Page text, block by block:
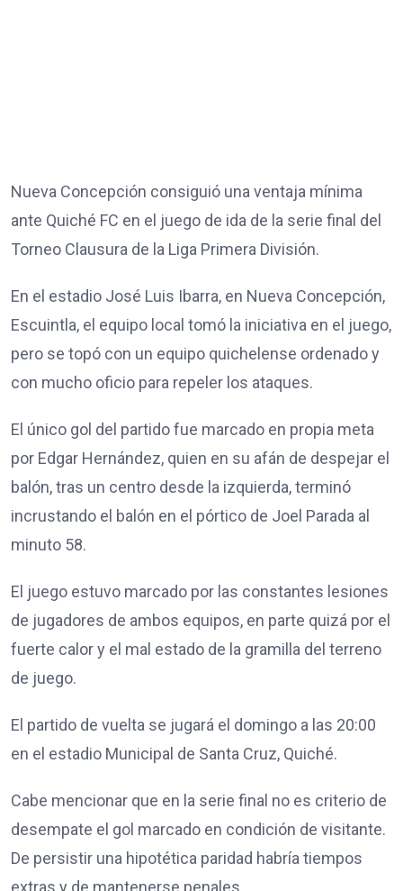
Nueva Concepción consiguió una ventaja mínima
ante Quiché FC en el juego de ida de la serie final del
Torneo Clausura de la Liga Primera División.
En el estadio José Luis Ibarra, en Nueva Concepción,
Escuintla, el equipo local tomó la iniciativa en el juego,
pero se topó con un equipo quichelense ordenado y
con mucho oficio para repeler los ataques.
El único gol del partido fue marcado en propia meta
por Edgar Hernández, quien en su afán de despejar el
balón, tras un centro desde la izquierda, terminó
incrustando el balón en el pórtico de Joel Parada al
minuto 58.
El juego estuvo marcado por las constantes lesiones
de jugadores de ambos equipos, en parte quizá por el
fuerte calor y el mal estado de la gramilla del terreno
de juego.
El partido de vuelta se jugará el domingo a las 20:00
en el estadio Municipal de Santa Cruz, Quiché.
Cabe mencionar que en la serie final no es criterio de
desempate el gol marcado en condición de visitante.
De persistir una hipotética paridad habría tiempos
extras y de mantenerse penales.